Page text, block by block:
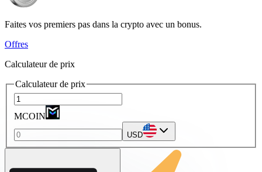
Faites vos premiers pas dans la crypto avec un bonus.
Offres
Calculateur de prix
Calculateur de prix
MCOIN
USD